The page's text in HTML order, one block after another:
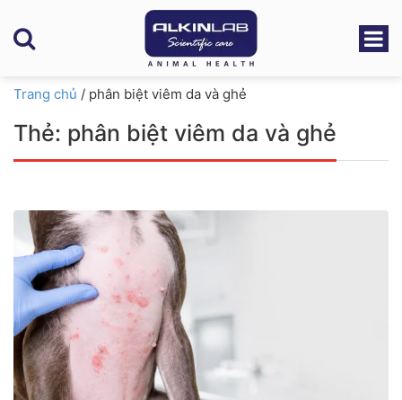
Trang chủ / phân biệt viêm da và ghẻ
Thẻ: phân biệt viêm da và ghẻ